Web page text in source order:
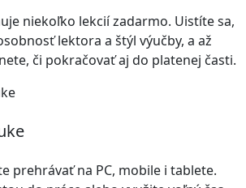
niekoľko lekcií zadarmo. Uistíte sa,
lektora a štýl výučby, a až
či pokračovať aj do platenej časti.
prehrávať na PC, mobile i tablete.